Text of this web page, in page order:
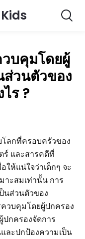
บคุมโดยผู้
ส่วนตัวของ
ร ?
โลกที่ครอบครัวของ
และสารคดีที่
ให้แน่ใจว่าเด็กๆ จะ
าะสมเท่านั้น การ
นส่วนตัวของ
วบคุมโดยผู้ปกครอง
กครองจัดการ
ละปกป้องความเป็น